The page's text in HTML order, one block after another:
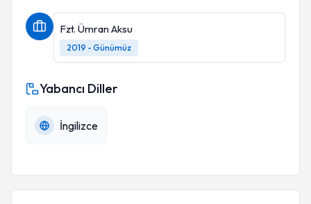
Fzt. Ümran Aksu
2019 - Günümüz
Yabancı Diller
İngilizce